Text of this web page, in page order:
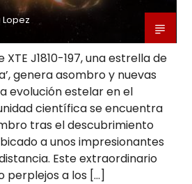
J1810-197, una estrella de
genera asombro y nuevas
evolución estelar en el
científica se encuentra
tras el descubrimiento
a unos impresionantes
Este extraordinario
perplejos a los […]